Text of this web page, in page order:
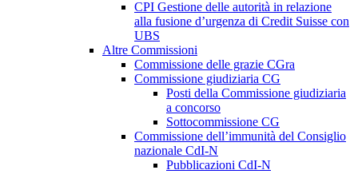
CPI Gestione delle autorità in relazione
alla fusione d’urgenza di Credit Suisse con
UBS
Altre Commissioni
Commissione delle grazie CGra
Commissione giudiziaria CG
Posti della Commissione giudiziaria
a concorso
Sottocommissione CG
Commissione dell’immunità del Consiglio
nazionale CdI-N
Pubblicazioni CdI-N